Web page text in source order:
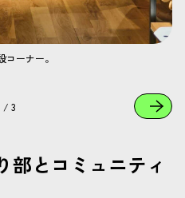
ーナー。
/ 3
部とコミュニティ